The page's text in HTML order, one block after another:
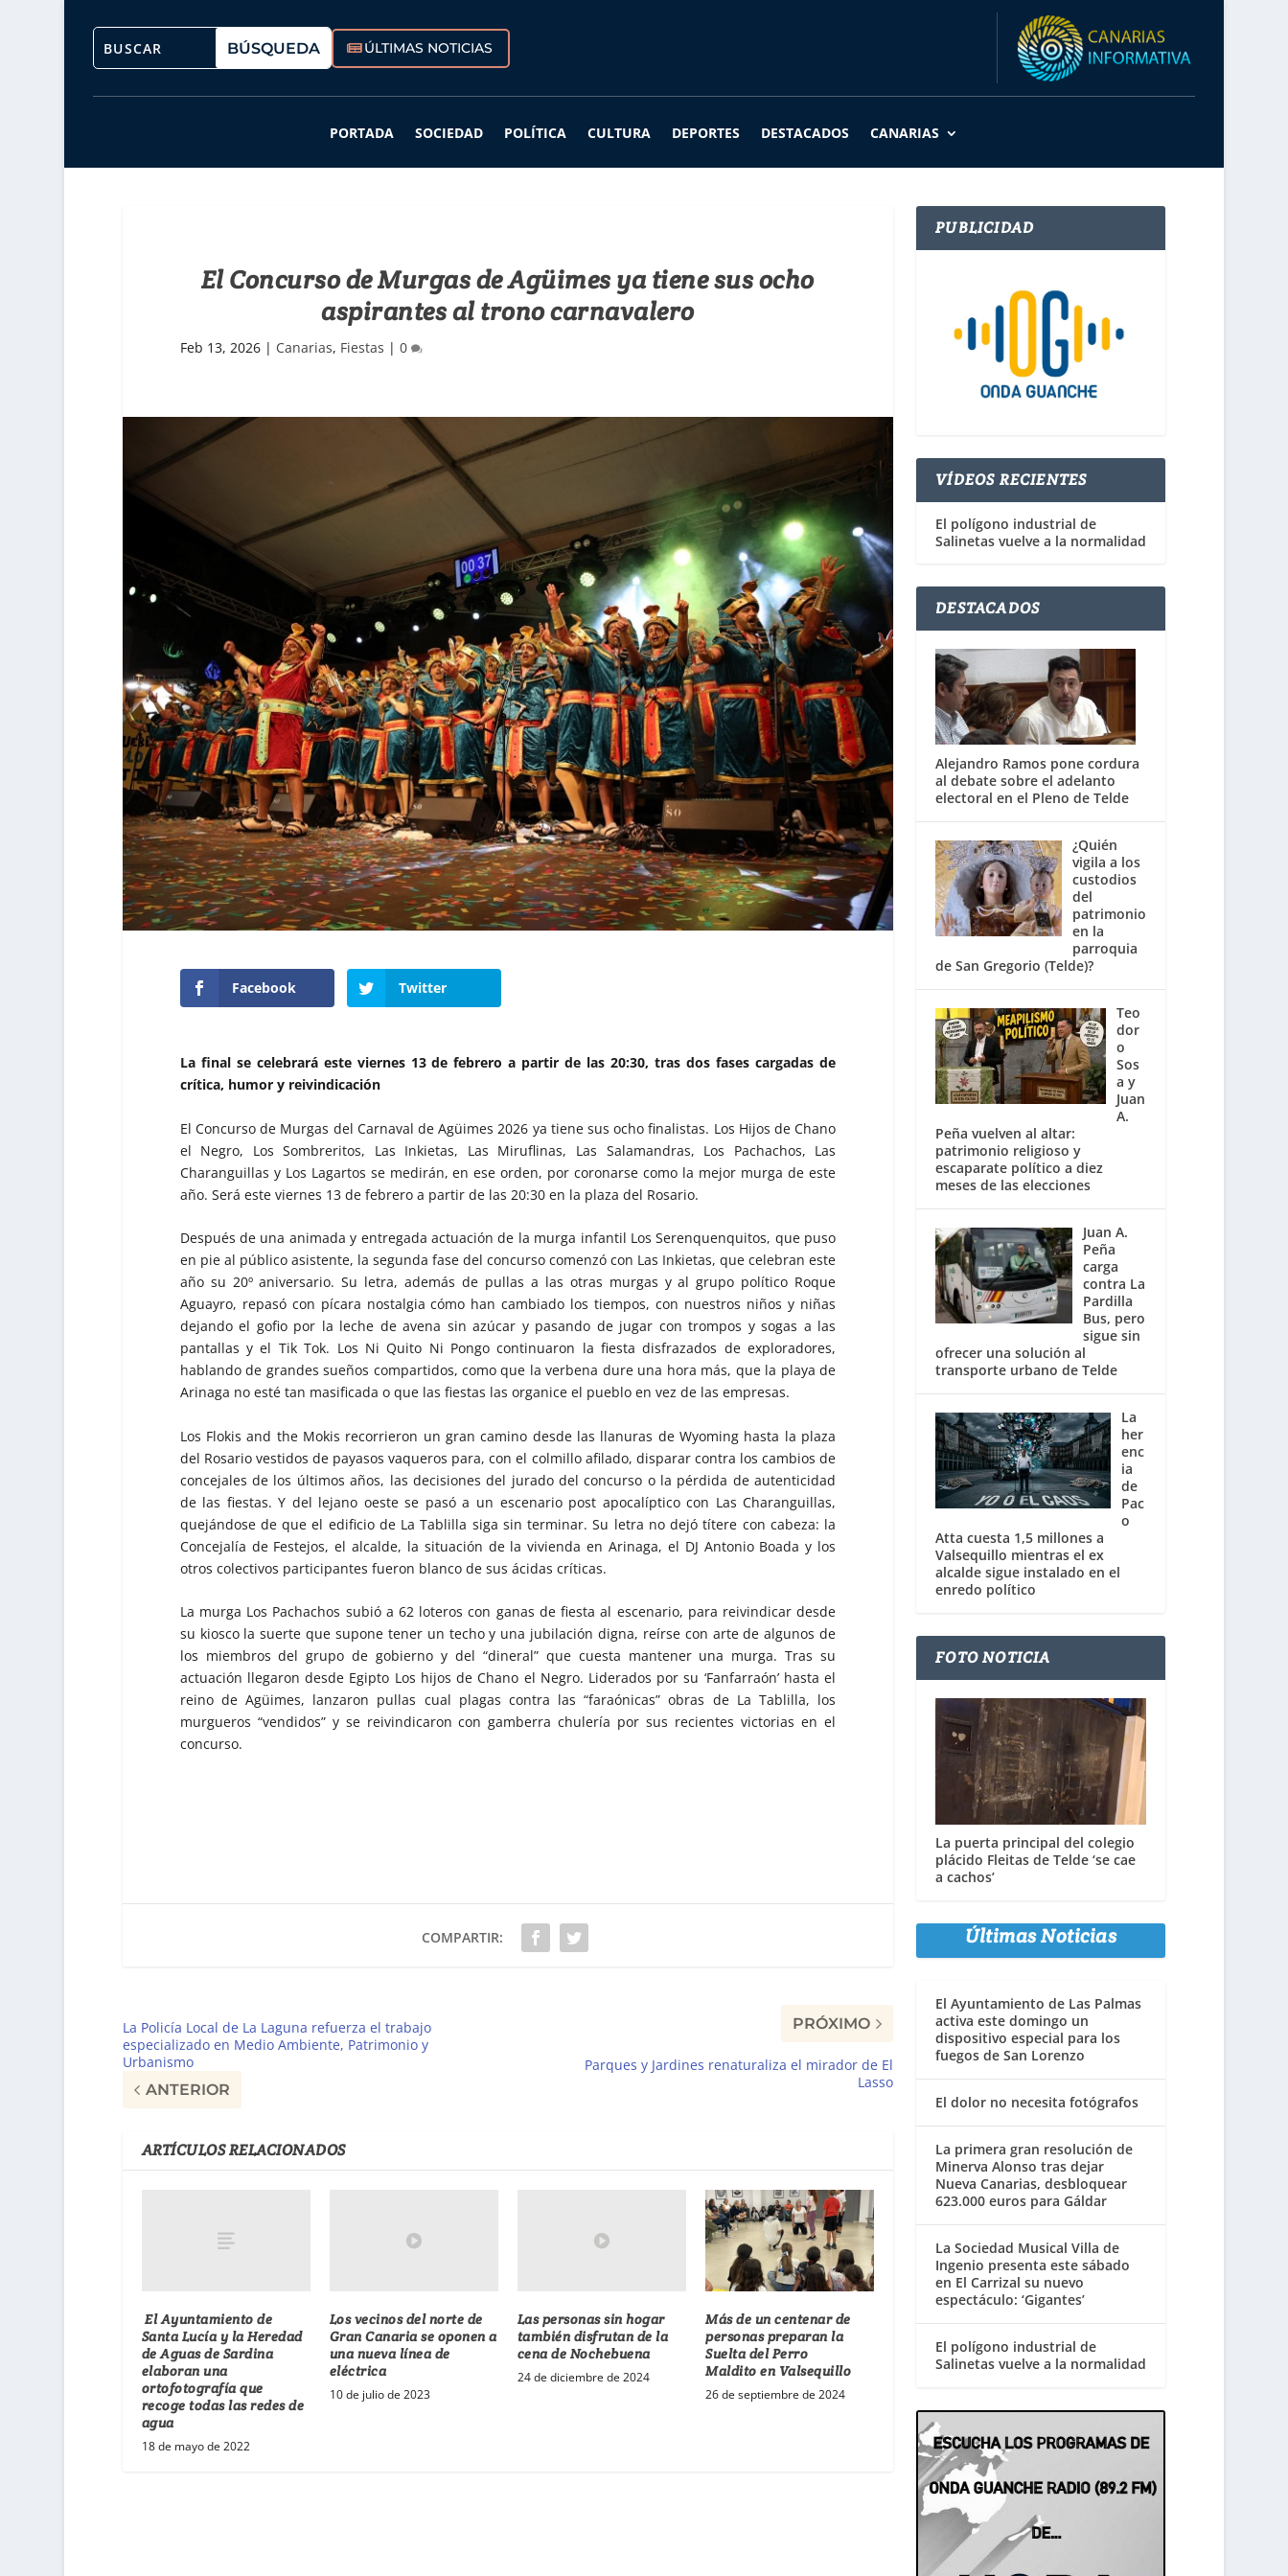
ÚLTIMAS NOTICIAS
PORTADA SOCIEDAD POLÍTICA CULTURA DEPORTES DESTACADOS CANARIAS
El Concurso de Murgas de Agüimes ya tiene sus ocho
aspirantes al trono carnavalero
Feb 13, 2026| Canarias, Fiestas | 0
Facebook Twitter
La final se celebrará este viernes 13 de febrero a partir de las 20:30, tras dos fases cargadas de
crítica, humor y reivindicación
El Concurso de Murgas del Carnaval de Agüimes 2026 ya tiene sus ocho finalistas. Los Hijos de Chano
el Negro, Los Sombreritos, Las Inkietas, Las Miruflinas, Las Salamandras, Los Pachachos, Las
Charanguillas y Los Lagartos se medirán, en ese orden, por coronarse como la mejor murga de este
año. Será este viernes 13 de febrero a partir de las 20:30 en la plaza del Rosario.
Después de una animada y entregada actuación de la murga infantil Los Serenquenquitos, que puso
en pie al público asistente, la segunda fase del concurso comenzó con Las Inkietas, que celebran este
año su 20º aniversario. Su letra, además de pullas a las otras murgas y al grupo político Roque
Aguayro, repasó con pícara nostalgia cómo han cambiado los tiempos, con nuestros niños y niñas
dejando el gofio por la leche de avena sin azúcar y pasando de jugar con trompos y sogas a las
pantallas y el Tik Tok. Los Ni Quito Ni Pongo continuaron la fiesta disfrazados de exploradores,
hablando de grandes sueños compartidos, como que la verbena dure una hora más, que la playa de
Arinaga no esté tan masificada o que las fiestas las organice el pueblo en vez de las empresas.
Los Flokis and the Mokis recorrieron un gran camino desde las llanuras de Wyoming hasta la plaza
del Rosario vestidos de payasos vaqueros para, con el colmillo afilado, disparar contra los cambios de
concejales de los últimos años, las decisiones del jurado del concurso o la pérdida de autenticidad
de las fiestas. Y del lejano oeste se pasó a un escenario post apocalíptico con Las Charanguillas,
quejándose de que el edificio de La Tablilla siga sin terminar. Su letra no dejó títere con cabeza: la
Concejalía de Festejos, el alcalde, la situación de la vivienda en Arinaga, el DJ Antonio Boada y los
otros colectivos participantes fueron blanco de sus ácidas críticas.
La murga Los Pachachos subió a 62 loteros con ganas de fiesta al escenario, para reivindicar desde
su kiosco la suerte que supone tener un techo y una jubilación digna, reírse con arte de algunos de
los miembros del grupo de gobierno y del “dineral” que cuesta mantener una murga. Tras su
actuación llegaron desde Egipto Los hijos de Chano el Negro. Liderados por su ‘Fanfarraón’ hasta el
reino de Agüimes, lanzaron pullas cual plagas contra las “faraónicas” obras de La Tablilla, los
murgueros “vendidos” y se reivindicaron con gamberra chulería por sus recientes victorias en el
concurso.
COMPARTIR:
La Policía Local de La Laguna refuerza el trabajo
especializado en Medio Ambiente, Patrimonio y
Urbanismo
ANTERIOR
PRÓXIMO
Parques y Jardines renaturaliza el mirador de El
Lasso
ARTÍCULOS RELACIONADOS
El Ayuntamiento de
Santa Lucía y la Heredad
de Aguas de Sardina
elaboran una
ortofotografía que
recoge todas las redes de
agua
18 de mayo de 2022
Los vecinos del norte de
Gran Canaria se oponen a
una nueva línea de
eléctrica
10 de julio de 2023
Las personas sin hogar
también disfrutan de la
cena de Nochebuena
24 de diciembre de 2024
Más de un centenar de
personas preparan la
Suelta del Perro
Maldito en Valsequillo
26 de septiembre de 2024
PUBLICIDAD
VÍDEOS RECIENTES
El polígono industrial de
Salinetas vuelve a la normalidad
DESTACADOS
Alejandro Ramos pone cordura
al debate sobre el adelanto
electoral en el Pleno de Telde
¿Quién
vigila a los
custodios
del
patrimonio
en la
parroquia
de San Gregorio (Telde)?
Teo
dor
o
Sos
a y
Juan
A.
Peña vuelven al altar:
patrimonio religioso y
escaparate político a diez
meses de las elecciones
Juan A.
Peña
carga
contra La
Pardilla
Bus, pero
sigue sin
ofrecer una solución al
transporte urbano de Telde
La
her
enc
ia
de
Pac
o
Atta cuesta 1,5 millones a
Valsequillo mientras el ex
alcalde sigue instalado en el
enredo político
FOTO NOTICIA
La puerta principal del colegio
plácido Fleitas de Telde ‘se cae
a cachos’
Últimas Noticias
El Ayuntamiento de Las Palmas
activa este domingo un
dispositivo especial para los
fuegos de San Lorenzo
El dolor no necesita fotógrafos
La primera gran resolución de
Minerva Alonso tras dejar
Nueva Canarias, desbloquear
623.000 euros para Gáldar
La Sociedad Musical Villa de
Ingenio presenta este sábado
en El Carrizal su nuevo
espectáculo: ‘Gigantes’
El polígono industrial de
Salinetas vuelve a la normalidad